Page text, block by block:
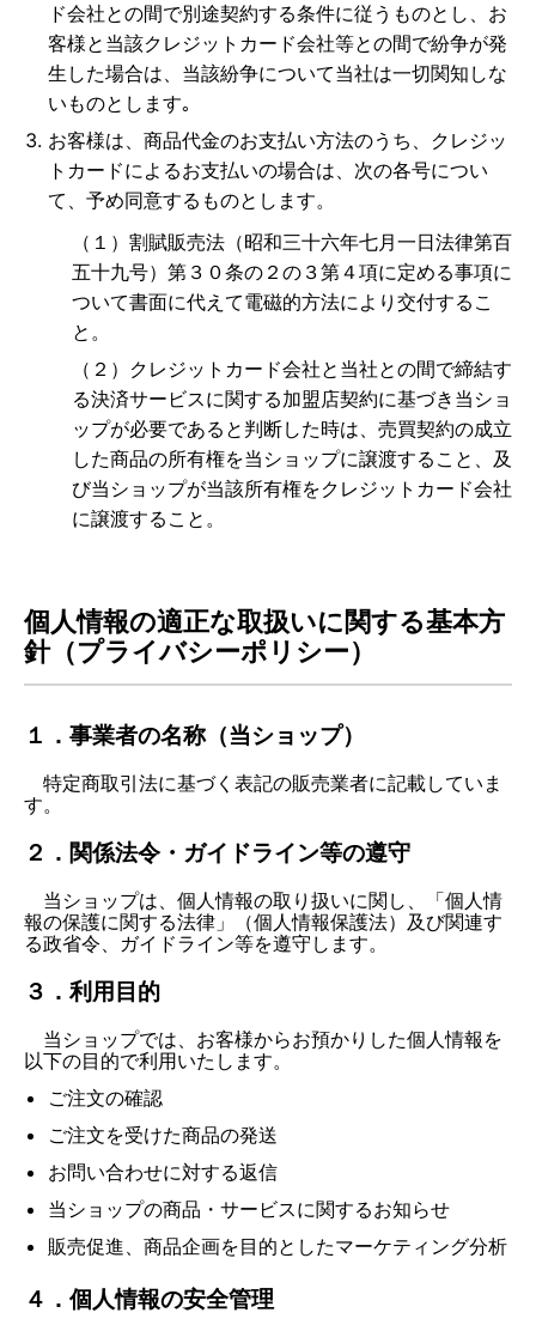
ド会社との間で別途契約する条件に従うものとし、お
客様と当該クレジットカード会社等との間で紛争が発
生した場合は、当該紛争について当社は一切関知しな
いものとします｡
お客様は、商品代金のお支払い方法のうち、クレジッ
トカードによるお支払いの場合は、次の各号につい
て、予め同意するものとします。
（１）割賦販売法（昭和三十六年七月一日法律第百
五十九号）第３０条の２の３第４項に定める事項に
ついて書面に代えて電磁的方法により交付するこ
と。
（２）クレジットカード会社と当社との間で締結す
る決済サービスに関する加盟店契約に基づき当ショ
ップが必要であると判断した時は、売買契約の成立
した商品の所有権を当ショップに譲渡すること、及
び当ショップが当該所有権をクレジットカード会社
に譲渡すること。
個人情報の適正な取扱いに関する基本方
針（プライバシーポリシー）
１．事業者の名称（当ショップ）
特定商取引法に基づく表記の販売業者に記載していま
す。
２．関係法令・ガイドライン等の遵守
当ショップは、個人情報の取り扱いに関し、「個人情
報の保護に関する法律」（個人情報保護法）及び関連す
る政省令、ガイドライン等を遵守します。
３．利用目的
当ショップでは、お客様からお預かりした個人情報を
以下の目的で利用いたします。
ご注文の確認
ご注文を受けた商品の発送
お問い合わせに対する返信
当ショップの商品・サービスに関するお知らせ
販売促進、商品企画を目的としたマーケティング分析
４．個人情報の安全管理